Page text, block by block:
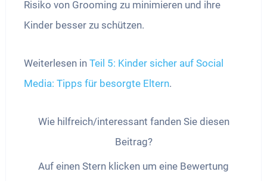
Risiko von Grooming zu minimieren und ihre
Kinder besser zu schützen.
Weiterlesen in Teil 5: Kinder sicher auf Social
Media: Tipps für besorgte Eltern.
Wie hilfreich/interessant fanden Sie diesen
Beitrag?
Auf einen Stern klicken um eine Bewertung